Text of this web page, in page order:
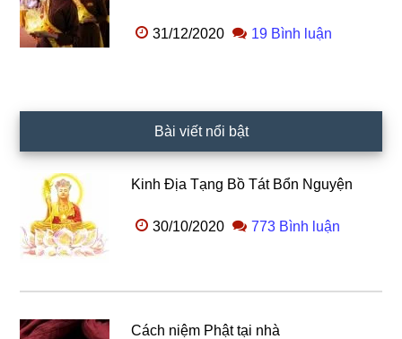
31/12/2020 19 Bình luận
Bài viết nổi bật
Kinh Địa Tạng Bồ Tát Bổn Nguyện
30/10/2020 773 Bình luận
Cách niệm Phật tại nhà